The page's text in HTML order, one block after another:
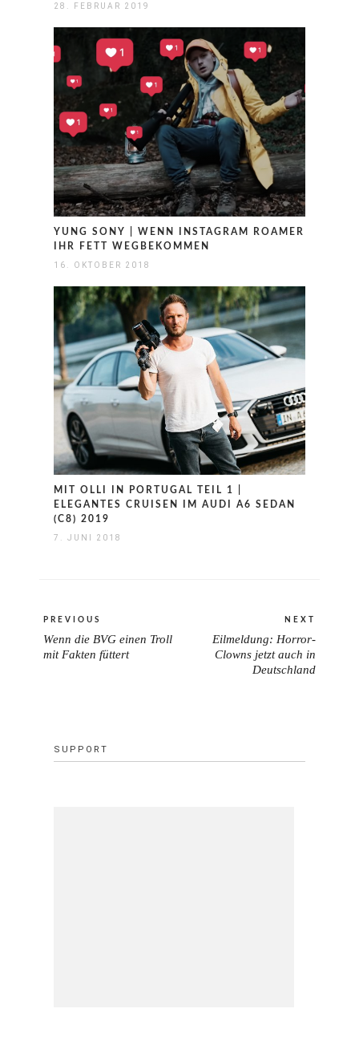
28. FEBRUAR 2019
YUNG SONY | WENN INSTAGRAM ROAMER
IHR FETT WEGBEKOMMEN
16. OKTOBER 2018
MIT OLLI IN PORTUGAL TEIL 1 |
ELEGANTES CRUISEN IM AUDI A6 SEDAN
(C8) 2019
7. JUNI 2018
Beitragsnavigation
PREVIOUS
PREVIOUS
Wenn die BVG einen Troll
mit Fakten füttert
NEXT
NEXT
POST:
Eilmeldung: Horror-
Clowns jetzt auch in
Deutschland
SUPPORT